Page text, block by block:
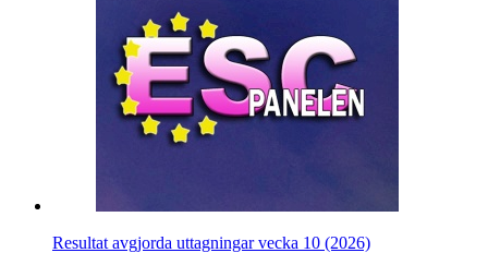
Resultat avgjorda uttagningar vecka 10 (2026)